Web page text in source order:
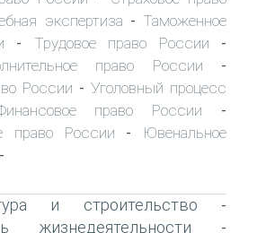
экспертиза - Таможенное
- Трудовое право России -
право России -
России - Уголовный процесс
право России -
право России -
Ювенальное
-
и строительство -
жизнедеятельности -